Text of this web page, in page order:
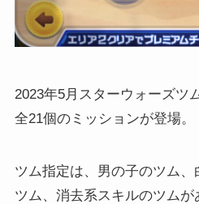
2023年5月スターウォーズツ
全21個のミッションが登場。
ツム指定は、男の子のツム
ツム、消去系スキルのツムが